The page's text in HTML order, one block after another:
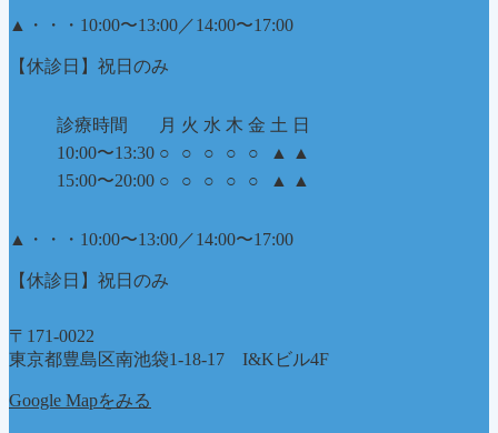
▲ ・・・10:00〜13:00／14:00〜17:00
【休診日】祝日のみ
診療時間 月 火 水 木 金 土 日
10:00〜13:30 ○ ○ ○ ○ ○ ▲
▲
15:00〜20:00 ○ ○ ○ ○ ○ ▲ ▲
▲ ・・・10:00〜13:00／14:00〜17:00
【休診日】祝日のみ
〒171-0022
東京都豊島区南池袋1-18-17 I&Kビル4F
Google Mapをみる